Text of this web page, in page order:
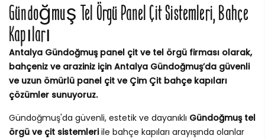
Gündoğmuş Tel Örgü Panel Çit Sistemleri, Bahçe
Kapıları
Antalya Gündoğmuş panel çit ve tel örgü firması olarak,
bahçeniz ve araziniz için Antalya Gündoğmuş’da güvenli
ve uzun ömürlü panel çit ve Çim Çit bahçe kapıları
çözümler sunuyoruz.
Gündoğmuş'da güvenli, estetik ve dayanıklı Gündoğmuş tel
örgü ve çit sistemleriile bahçe kapıları arayışında olanlar